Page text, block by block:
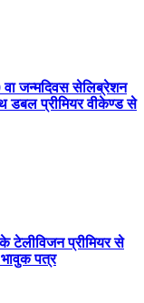
जन्मदिवस सेलिब्रेशन
प्रीमियर वीकेण्ड से
टेलीविजन प्रीमियर से
पत्र